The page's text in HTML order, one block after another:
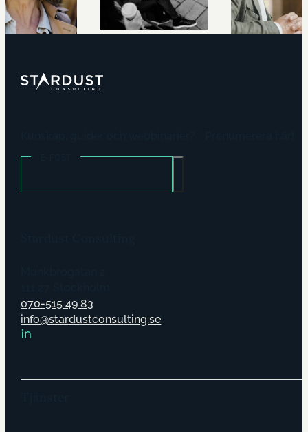
070-515 49 83
info@stardustconsulting.se